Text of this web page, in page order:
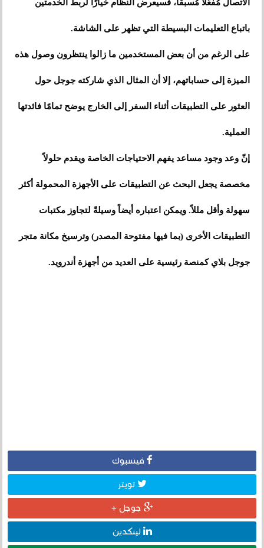
الاتصال مُفعّلًا مُسبقًا، فسيعرض النظام خيارًا لربط الخدمتين
باتباع التعليمات البسيطة التي تظهر على الشاشة.
على الرغم من أن بعض المستخدمين ما زالوا ينتظرون وصول هذه
الميزة إلى حساباتهم، إلا أن المثال الذي شاركته جوجل حول
العثور على التطبيقات أثناء السفر إلى الخارج يوضح تمامًا فائدتها
العملية.
إنّ وعد وجود مساعد يفهم الاحتياجات الخاصة ويقدم حلولاً
مخصصة يجعل البحث عن التطبيقات على الأجهزة المحمولة أكثر
سهولة وأقل مللاً. ويمكن اعتباره أيضاً وسيلةً لتجاوز مكتبات
التطبيقات الأخرى (بما فيها مفتوحة المصدر) وترسيخ مكانة متجر
جوجل بلاي كمنصة رئيسية على العديد من أجهزة أندرويد.
فيسبوك
تويتر
جوجل +
لينكدين